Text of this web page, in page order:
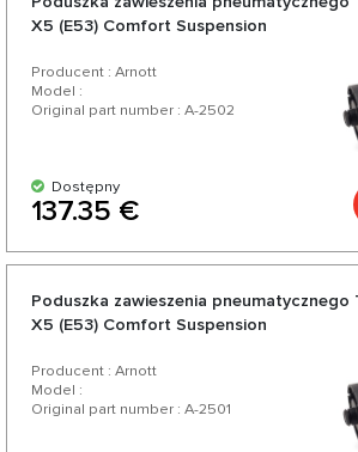
X5 (E53) Comfort Suspension
Producent : Arnott
Model :
Original part number : A-2502
Dostępny
137.35 €
Poduszka zawieszenia pneumatycznego
X5 (E53) Comfort Suspension
Producent : Arnott
Model :
Original part number : A-2501